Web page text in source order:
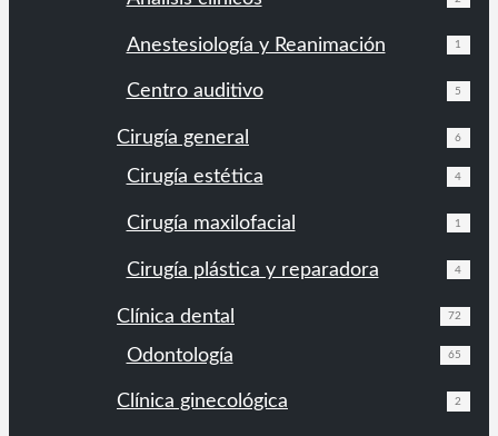
Anestesiología y Reanimación 1
Centro auditivo 5
Cirugía general 6
Cirugía estética 4
Cirugía maxilofacial 1
Cirugía plástica y reparadora 4
Clínica dental 72
Odontología 65
Clínica ginecológica 2